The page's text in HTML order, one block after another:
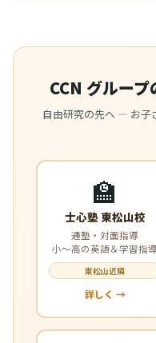
CCN グルー
自由研究の先へ — お子
🏫
士心塾 東松山校
通塾・対面指導
小〜高の英語＆学習指
東松山近隣
詳しく →